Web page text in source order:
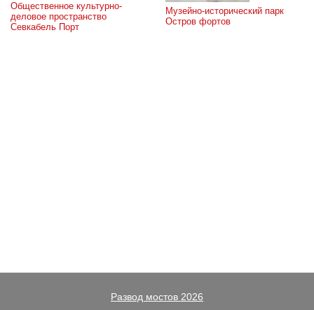
Общественное культурно-
деловое пространство
Севкабель Порт
Музейно-исторический парк
Остров фортов
Развод мостов 2026